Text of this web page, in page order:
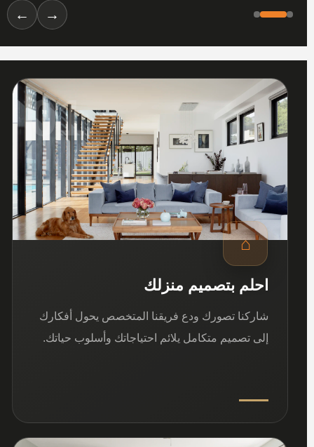
→
←
01
⌂
احلم بتصميم منزلك
شاركنا تصورك ودع فريقنا المتخصص يحول أفكارك
إلى تصميم متكامل يلائم احتياجاتك وأسلوب حياتك.